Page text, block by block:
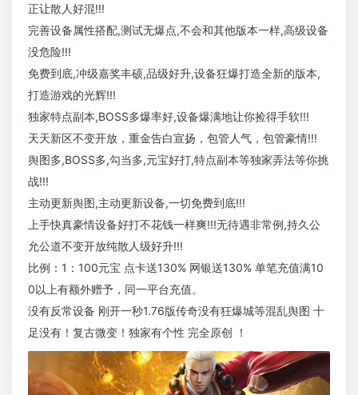
正让散人好混!!!
完善设备属性搭配,测试无爆点,不会和其他版本一样,高级设备
没危险!!!
免费到底,冲级嘉奖丰硕,品级好升,设备狂爆打造全新的版本,
打造游戏的光辉!!!
独家特点副本,BOSS多爆率好,设备爆满地让你捡得手软!!!
天天新区不变开放，重金告白宣扬，包管人气，包管豪情!!!
舆图多,BOSS多,勾当多,元宝好打,特点副本等独家弄法等你挑
战!!!
主动更新舆图,主动更新设备,一切免费到底!!!
上手快真豪情设备好打不花钱一样爽!!!无待遇非常例,持久公
允公道不变开放纯散人级好升!!!
比例：1：100元宝 点卡送130% 网银送130% 单笔充值满10
0以上有额外赠予，同一平台充值。
没有反常设备 刚开一秒1.76版传奇没有狂爆城等混乱舆图 十
足没有！复古微变！独家有个性 完全原创 ！